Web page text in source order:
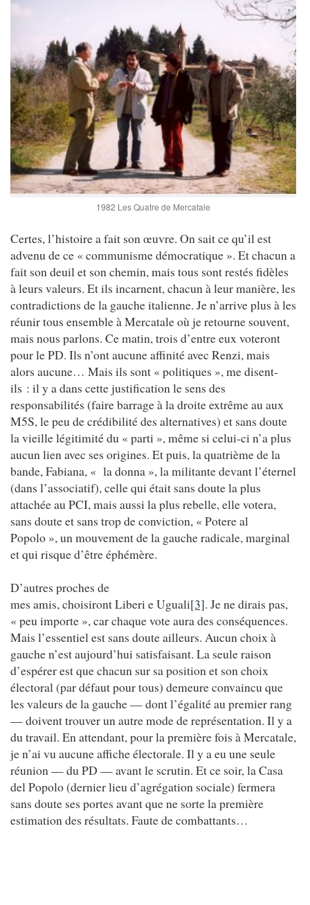
1982 Les Quatre de Mercatale
Certes, l’histoire a fait son œuvre. On sait ce qu’il est
advenu de ce « communisme démocratique ». Et chacun a
fait son deuil et son chemin, mais tous sont restés fidèles
à leurs valeurs. Et ils incarnent, chacun à leur manière, les
contradictions de la gauche italienne. Je n’arrive plus à les
réunir tous ensemble à Mercatale où je retourne souvent,
mais nous parlons. Ce matin, trois d’entre eux voteront
pour le PD. Ils n’ont aucune affinité avec Renzi, mais
alors aucune… Mais ils sont « politiques », me disent-
ils : il y a dans cette justification le sens des
responsabilités (faire barrage à la droite extrême au aux
M5S, le peu de crédibilité des alternatives) et sans doute
la vieille légitimité du « parti », même si celui-ci n’a plus
aucun lien avec ses origines. Et puis, la quatrième de la
bande, Fabiana, « la donna », la militante devant l’éternel
(dans l’associatif), celle qui était sans doute la plus
attachée au PCI, mais aussi la plus rebelle, elle votera,
sans doute et sans trop de conviction, « Potere al
Popolo », un mouvement de la gauche radicale, marginal
et qui risque d’être éphémère.
D’autres proches de
mes amis, choisiront Liberi e Uguali[3]. Je ne dirais pas,
« peu importe », car chaque vote aura des conséquences.
Mais l’essentiel est sans doute ailleurs. Aucun choix à
gauche n’est aujourd’hui satisfaisant. La seule raison
d’espérer est que chacun sur sa position et son choix
électoral (par défaut pour tous) demeure convaincu que
les valeurs de la gauche — dont l’égalité au premier rang
— doivent trouver un autre mode de représentation. Il y a
du travail. En attendant, pour la première fois à Mercatale,
je n’ai vu aucune affiche électorale. Il y a eu une seule
réunion — du PD — avant le scrutin. Et ce soir, la Casa
del Popolo (dernier lieu d’agrégation sociale) fermera
sans doute ses portes avant que ne sorte la première
estimation des résultats. Faute de combattants…